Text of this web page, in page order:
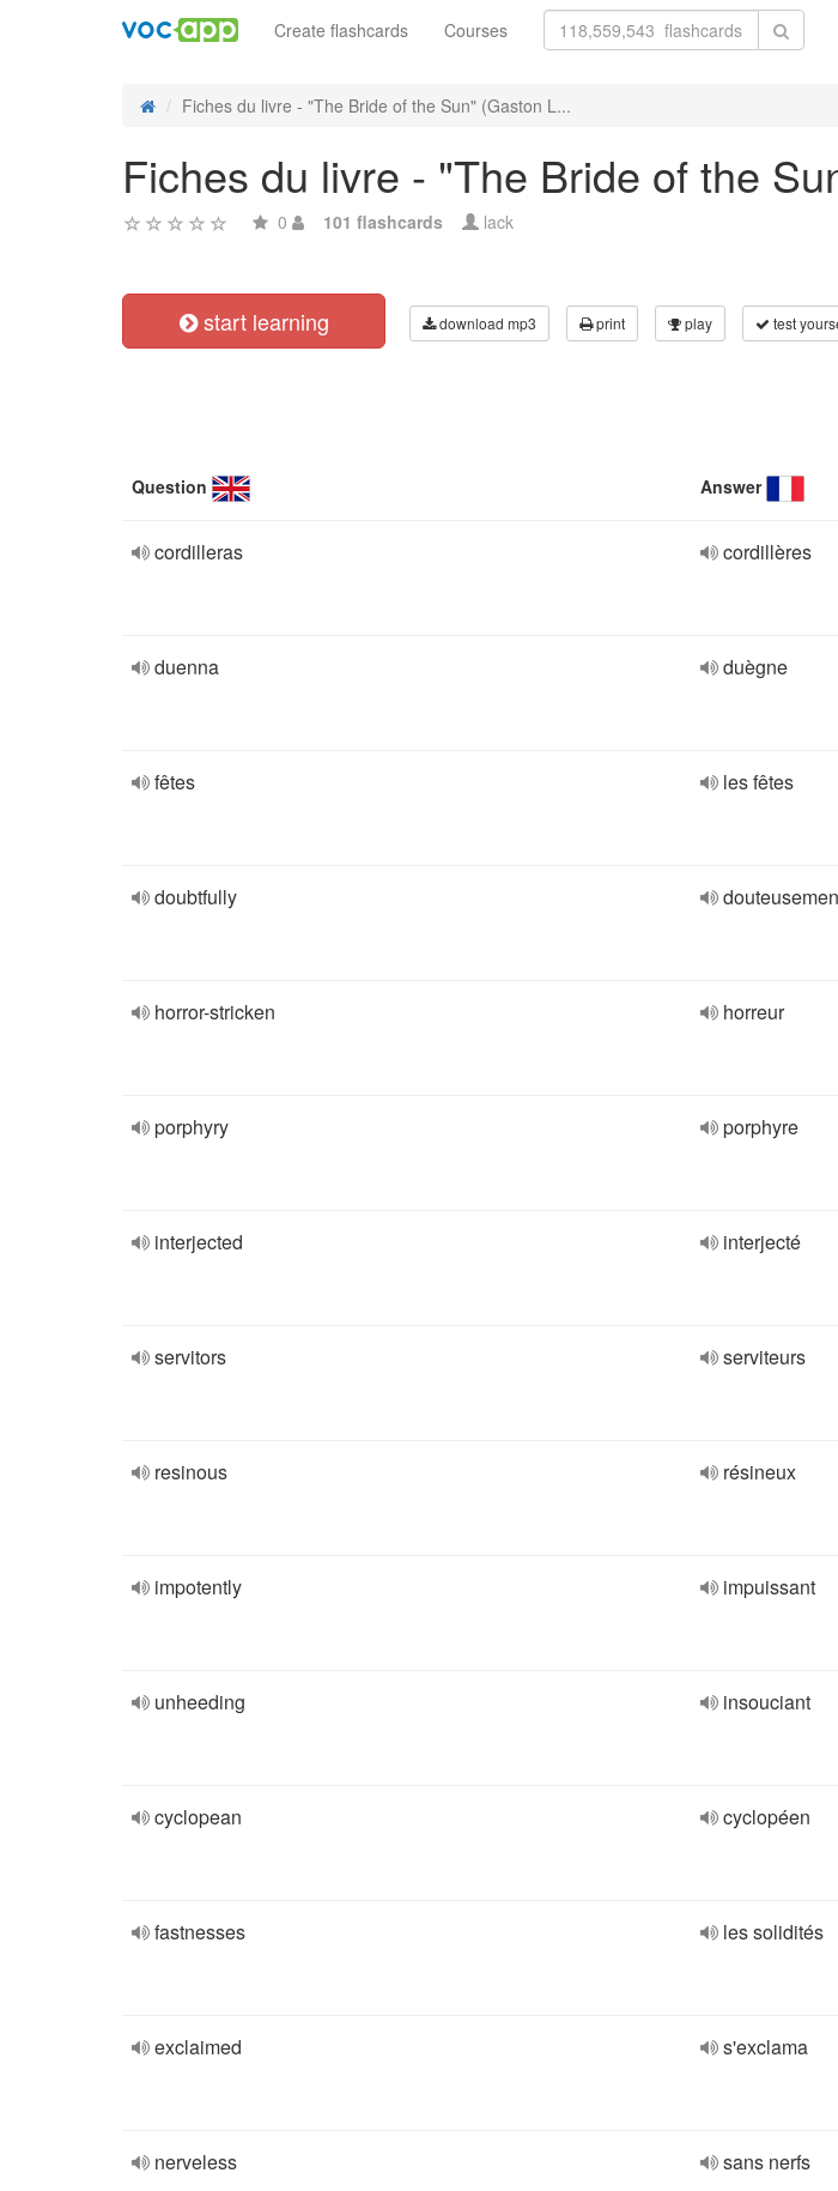
Create flashcards Courses
Fiches du livre - "The Bride of the Sun" (Gaston L...
Fiches du livre - "The Bride of the
0 101 flashcards lack
start learning download mp3 print play test
Question Answer
cordilleras cordillères
duenna duègne
fêtes les fêtes
doubtfully
horror-stricken horreur
porphyry porphyre
interjected interjecté
servitors serviteurs
resinous résineux
impotently impuissant
unheeding insouciant
cyclopean cyclopéen
fastnesses les solidités
exclaimed s'exclama
nerveless sans nerfs